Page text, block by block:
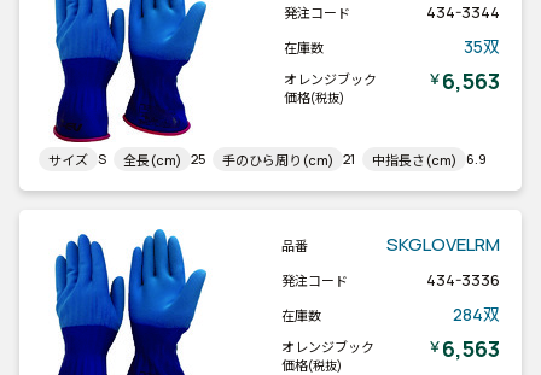
発注コード 434-3344
在庫数 35双
オレンジブック
価格(税抜)
￥6,563
サイズ S 全長(cm) 25 手のひら周り(cm) 21 中指長さ(cm) 6.9
品番 SKGLOVELRM
発注コード 434-3336
在庫数 284双
オレンジブック
価格(税抜)
￥6,563